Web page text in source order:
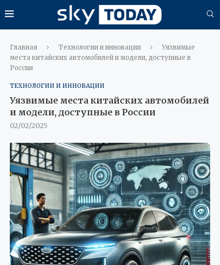
Главная Технологии и инновации
Уязвимые
места китайских автомобилей и модели, доступные в
России
ТЕХНОЛОГИИ И ИННОВАЦИИ
Уязвимые места китайских автомобилей
и модели, доступные в России
02/02/2025